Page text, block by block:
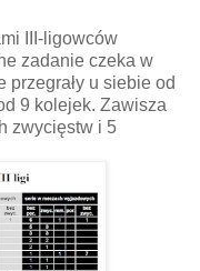
III-ligowców
zadanie czeka w
u siebie od
9 kolejek. Zawisza
zwycięstw i 5